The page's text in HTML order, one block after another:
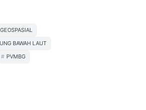
BAWAH LAUT
PVMBG